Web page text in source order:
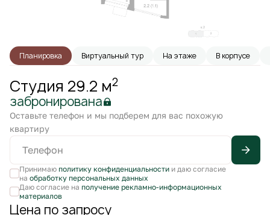
Планировка Виртуальный тур На этаже В корпусе
Студия 29.2 м2
забронирована
Оставьте телефон и мы подберем для вас похожую
квартиру
Принимаю политику конфиденциальностии даю согласие
на обработку персональных данных
Даю согласие на получение рекламно-информационных
материалов
Цена по запросу